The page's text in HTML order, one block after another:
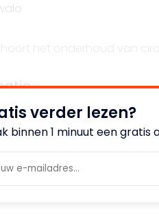
is centraal
over diverse
verder lezen?
binnen 1 minuut een